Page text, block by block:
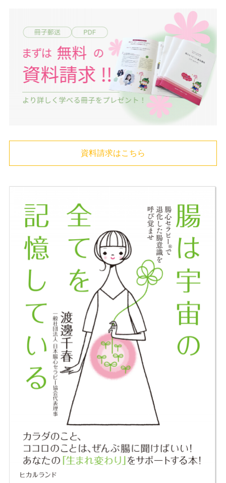
資料請求はこちら